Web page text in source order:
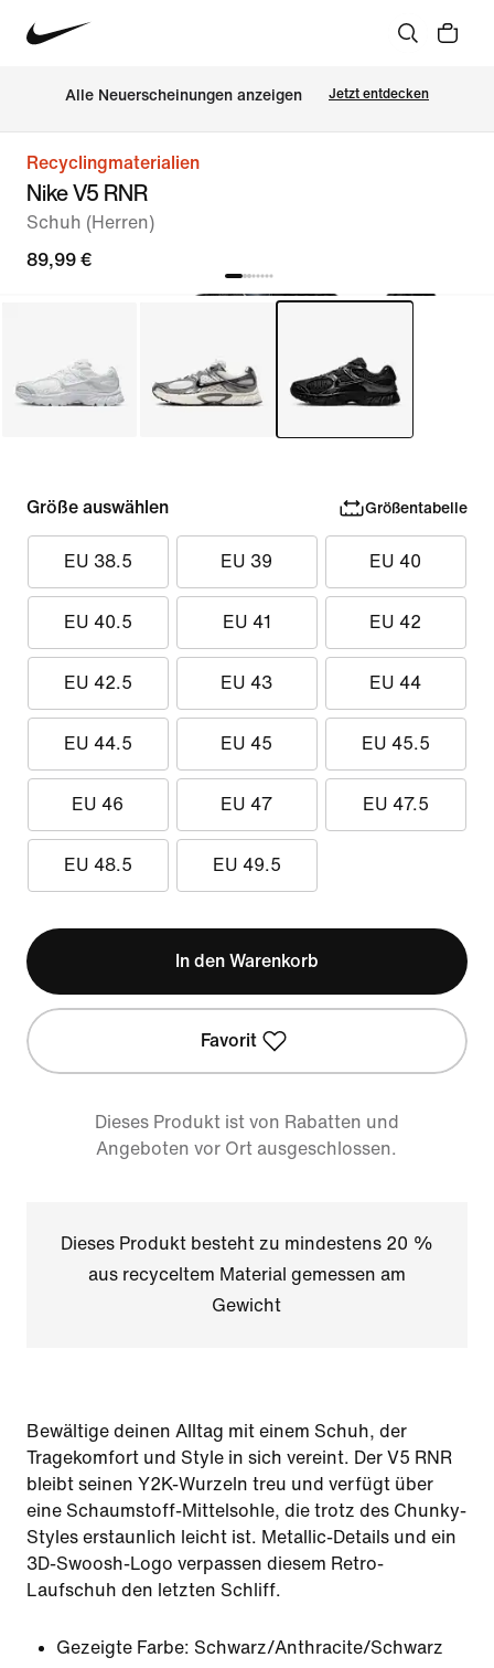
Alle Neuerscheinungen anzeigen Jetzt entdecken
Recyclingmaterialien
Nike V5 RNR
Schuh (Herren)
89,99 €
Größe auswählen Größentabelle
EU 38.5 EU 39 EU 40
EU 40.5 EU 41 EU 42
EU 42.5 EU 43 EU 44
EU 44.5 EU 45 EU 45.5
EU 46 EU 47 EU 47.5
EU 48.5 EU 49.5
In den Warenkorb
Favorit
Dieses Produkt ist von Rabatten und
Angeboten vor Ort ausgeschlossen.
Dieses Produkt besteht zu mindestens 20 %
aus recyceltem Material gemessen am
Gewicht
Bewältige deinen Alltag mit einem Schuh, der
Tragekomfort und Style in sich vereint. Der V5 RNR
bleibt seinen Y2K-Wurzeln treu und verfügt über
eine Schaumstoff-Mittelsohle, die trotz des Chunky-
Styles erstaunlich leicht ist. Metallic-Details und ein
3D-Swoosh-Logo verpassen diesem Retro-
Laufschuh den letzten Schliff.
Gezeigte Farbe: Schwarz/Anthracite/Schwarz